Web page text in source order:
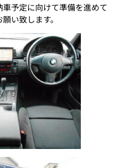
予定に向けて準備を進めて
い致します。